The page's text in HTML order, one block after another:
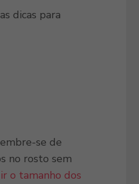
dicas para
se de
no rosto sem
o tamanho dos